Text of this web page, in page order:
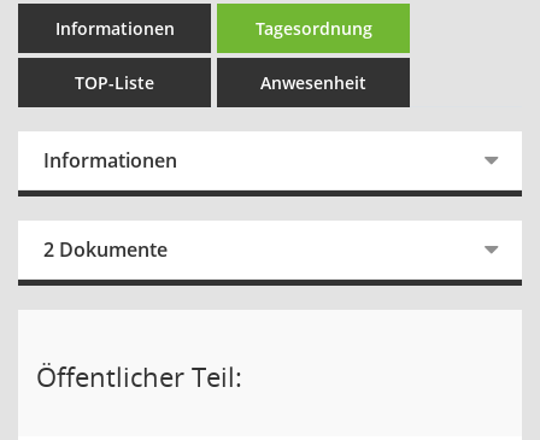
Informationen Tagesordnung
TOP-Liste Anwesenheit
Informationen
2 Dokumente
Öffentlicher Teil: